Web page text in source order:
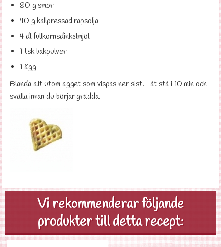
80 g smör
40 g kallpressad rapsolja
4 dl fullkornsdinkelmjöl
1 tsk bakpulver
1 ägg
Blanda allt utom ägget som vispas ner sist. Låt stå i 10 min och
svälla innan du börjar grädda.
Vi rekommenderar följande
produkter till detta recept: